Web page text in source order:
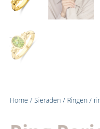
Home / Sieraden / Ringen /